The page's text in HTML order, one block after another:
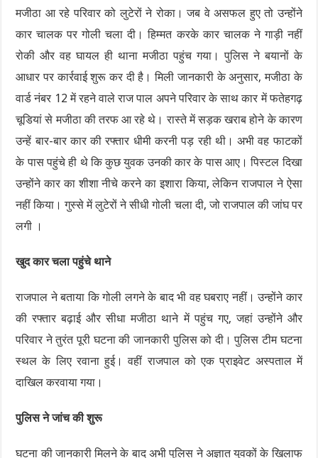
मजीठा आ रहे परिवार को लुटेरों ने रोका। जब वे असफल हुए तो उन्होंने
कार चालक पर गोली चला दी। हिम्मत करके कार चालक ने गाड़ी नहीं
रोकी और वह घायल ही थाना मजीठा पहुंच गया। पुलिस ने बयानों के
आधार पर कार्रवाई शुरू कर दी है। मिली जानकारी के अनुसार, मजीठा के
वार्ड नंबर 12 में रहने वाले राज पाल अपने परिवार के साथ कार में फतेहगढ़
चूडियां से मजीठा की तरफ आ रहे थे। रास्ते में सड़क खराब होने के कारण
उन्हें बार-बार कार की रफ्तार धीमी करनी पड़ रही थी। अभी वह फाटकों
के पास पहुंचे ही थे कि कुछ युवक उनकी कार के पास आए। पिस्टल दिखा
उन्होंने कार का शीशा नीचे करने का इशारा किया, लेकिन राजपाल ने ऐसा
नहीं किया। गुस्से में लुटेरों ने सीधी गोली चला दी, जो राजपाल की जांघ पर
लगी ।
खुद कार चला पहुंचे थाने
राजपाल ने बताया कि गोली लगने के बाद भी वह घबराए नहीं। उन्होंने कार
की रफ्तार बढ़ाई और सीधा मजीठा थाने में पहुंच गए, जहां उन्होंने और
परिवार ने तुरंत पूरी घटना की जानकारी पुलिस को दी। पुलिस टीम घटना
स्थल के लिए रवाना हुई। वहीं राजपाल को एक प्राइवेट अस्पताल में
दाखिल करवाया गया।
पुलिस ने जांच की शुरू
घटना की जानकारी मिलने के बाद अभी पुलिस ने अज्ञात युवकों के खिलाफ